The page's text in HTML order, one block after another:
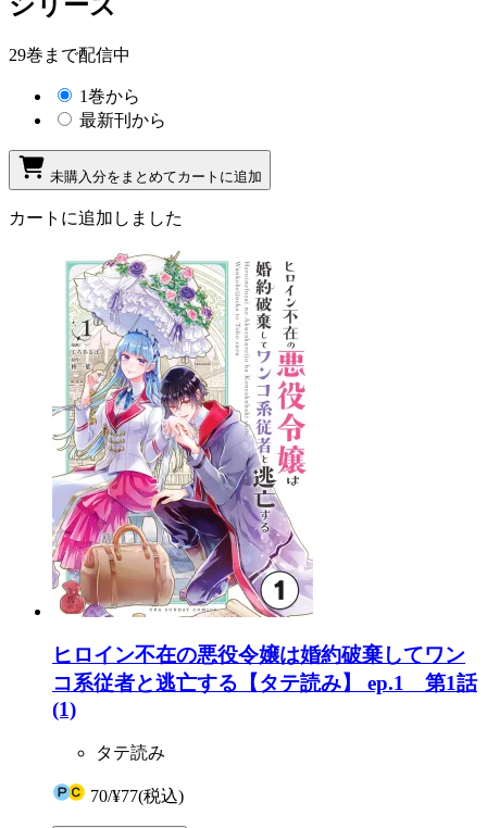
29巻まで配信中
1巻から
最新刊から
未購入分をまとめてカートに追加
カートに追加しました
ヒロイン不在の悪役令嬢は婚約破棄してワン
コ系従者と逃亡する【タテ読み】 ep.1 第1話
(1)
タテ読み
70/¥77(税込)